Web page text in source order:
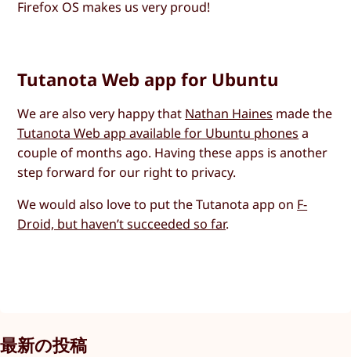
Firefox OS makes us very proud!
Tutanota Web app for Ubuntu
We are also very happy that Nathan Haines made the
Tutanota Web app available for Ubuntu phones a
couple of months ago. Having these apps is another
step forward for our right to privacy.
We would also love to put the Tutanota app on F-
Droid, but haven’t succeeded so far.
最新の投稿